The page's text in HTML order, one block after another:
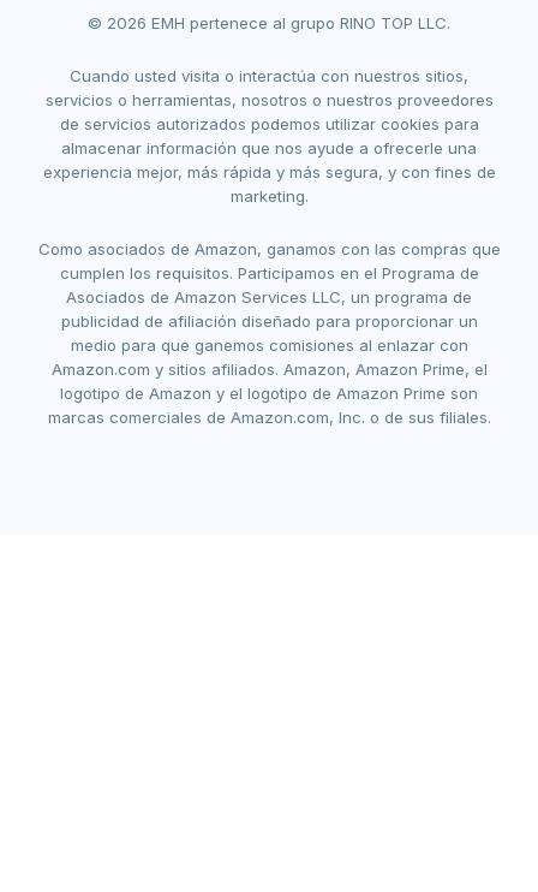
© 2026 EMH pertenece al grupo RINO TOP LLC.
Cuando usted visita o interactúa con nuestros sitios,
servicios o herramientas, nosotros o nuestros proveedores
de servicios autorizados podemos utilizar cookies para
almacenar información que nos ayude a ofrecerle una
experiencia mejor, más rápida y más segura, y con fines de
marketing.
Como asociados de Amazon, ganamos con las compras que
cumplen los requisitos. Participamos en el Programa de
Asociados de Amazon Services LLC, un programa de
publicidad de afiliación diseñado para proporcionar un
medio para que ganemos comisiones al enlazar con
Amazon.com y sitios afiliados. Amazon, Amazon Prime, el
logotipo de Amazon y el logotipo de Amazon Prime son
marcas comerciales de Amazon.com, Inc. o de sus filiales.